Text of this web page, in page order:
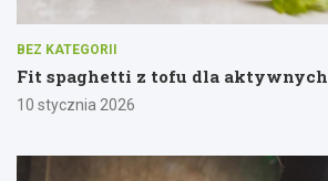
BEZ KATEGORII
Fit spaghetti z tofu dla aktywnych
10 stycznia 2026